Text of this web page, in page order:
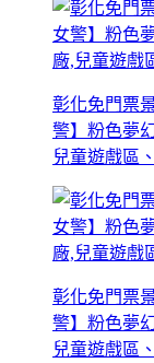
彰化免門票
警】粉色夢
兒童遊戲區
彰化免門票
警】粉色夢
兒童遊戲區